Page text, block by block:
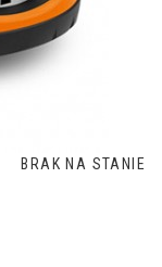
BRAK NA STANIE